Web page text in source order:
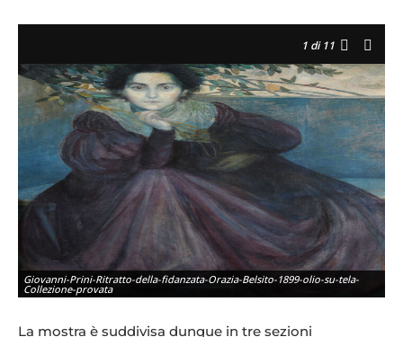
1 di 11
Giovanni-Prini-Ritratto-della-fidanzata-Orazia-Belsito-1899-olio-su-tela-
Collezione-provata
La mostra è suddivisa dunque in tre sezioni